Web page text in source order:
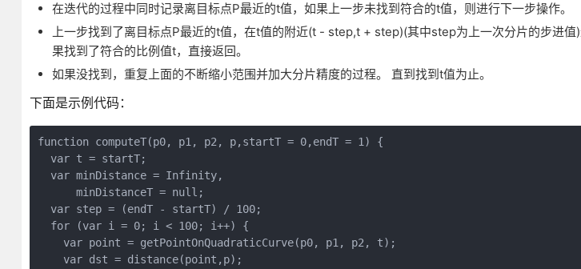
在迭代的过程中同时记录离目标点P最近的t值，如果上一步未找到符合的t值，则进行下一步操作。
上一步找到了离目标点P最近的t值，在t值的附近(t - step,t + step)(其中step为上一次分片的步进
果找到了符合的比例值t，直接返回。
如果没找到，重复上面的不断缩小范围并加大分片精度的过程。 直到找到t值为止。
下面是示例代码：
function computeT(p0, p1, p2, p,startT = 0,endT = 1) {
  var t = startT;
  var minDistance = Infinity,
      minDistanceT = null;
  var step = (endT - startT) / 100;
  for (var i = 0; i < 100; i++) {
    var point = getPointOnQuadraticCurve(p0, p1, p2, t);
    var dst = distance(point,p);